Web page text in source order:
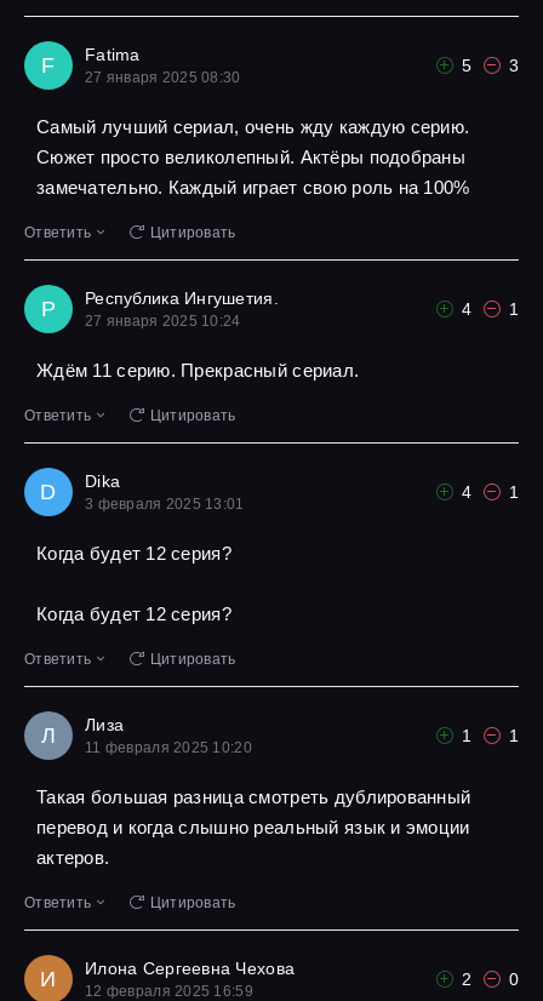
F Fatima
27 января 2025 08:30
5 3
Самый лучший сериал, очень жду каждую серию.
Сюжет просто великолепный. Актёры подобраны
замечательно. Каждый играет свою роль на 100%
Ответить Цитировать
Р Республика Ингушетия.
27 января 2025 10:24
4 1
Ждём 11 серию. Прекрасный сериал.
Ответить Цитировать
D Dika
3 февраля 2025 13:01
4 1
Когда будет 12 серия?
Когда будет 12 серия?
Ответить Цитировать
Л Лиза
11 февраля 2025 10:20
1 1
Такая большая разница смотреть дублированный
перевод и когда слышно реальный язык и эмоции
актеров.
Ответить Цитировать
И Илона Сергеевна Чехова
12 февраля 2025 16:59
2 0